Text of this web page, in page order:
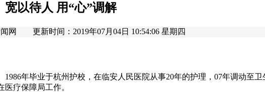
宽以待人 用“心”调解
更新时间：2019年07月04日 10:54:06 星期四
年毕业于杭州护校，在临安人民医院从事20年的护理，07年调动至卫
疗保障局工作。